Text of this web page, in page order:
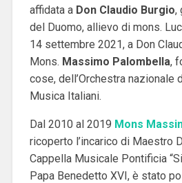
affidata a Don Claudio Burgio,
del Duomo, allievo di mons.
14 settembre 2021, a Don
Mons. Massimo Palombella,
cose, dell’Orchestra nazionale
Musica Italiani.
Dal 2010 al 2019 Mons
ricoperto l’incarico di Maestro
Cappella Musicale Pontificia
Papa Benedetto XVI, è stato